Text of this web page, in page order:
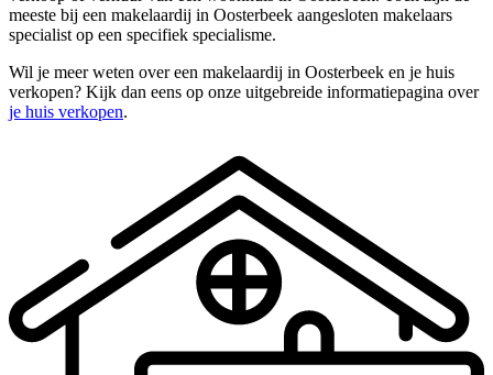
meeste bij een makelaardij in Oosterbeek aangesloten makelaars
specialist op een specifiek specialisme.
Wil je meer weten over een makelaardij in Oosterbeek en je huis
verkopen? Kijk dan eens op onze uitgebreide informatiepagina over
je huis verkopen.